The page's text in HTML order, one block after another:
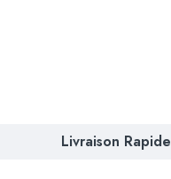
Livraison Rapide